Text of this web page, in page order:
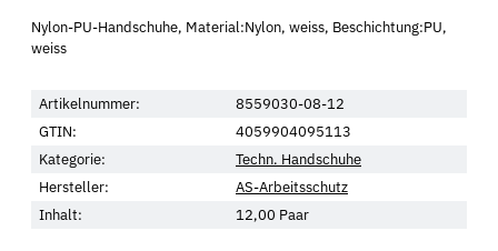
Nylon-PU-Handschuhe, Material:Nylon, weiss, Beschichtung:PU,
weiss
Artikelnummer:
8559030-08-12
GTIN:
4059904095113
Kategorie:
Techn. Handschuhe
Hersteller:
AS-Arbeitsschutz
Inhalt:
12,00 Paar